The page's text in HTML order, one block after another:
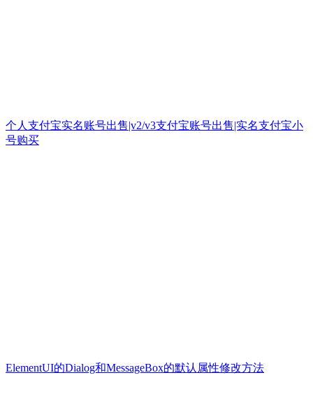
个人支付宝实名账号出售|v2/v3支付宝账号出售|实名支付宝小
号购买
ElementUI的Dialog和MessageBox的默认属性修改方法